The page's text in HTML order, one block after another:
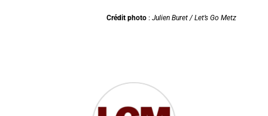
Crédit photo :Julien Buret / Let’s Go Metz